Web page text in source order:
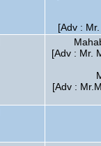
[Adv :
[Adv : Mr.
[Adv :